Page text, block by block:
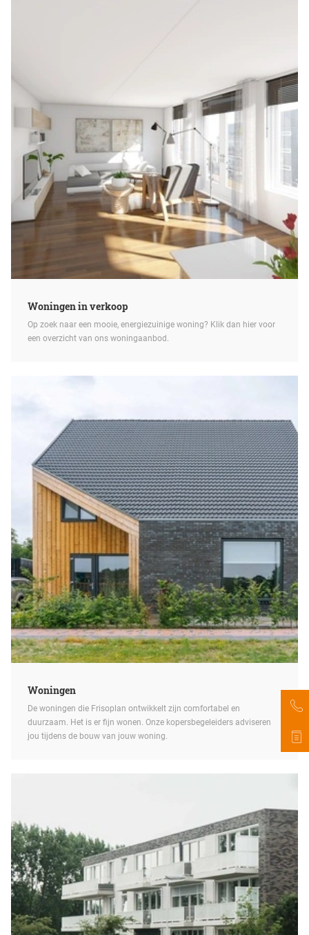
Woningen in verkoop
Op zoek naar een mooie, energiezuinige woning? Klik dan hier voor
een overzicht van ons woningaanbod.
Woningen
De woningen die Frisoplan ontwikkelt zijn comfortabel en
duurzaam. Het is er fijn wonen. Onze kopersbegeleiders adviseren
jou tijdens de bouw van jouw woning.